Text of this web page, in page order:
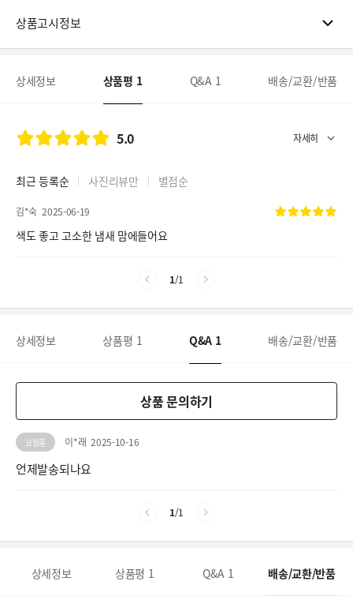
상품고시정보
상세정보 상품평 1 Q&A 1 배송/교환/반품
5.0
최근 등록순 사진리뷰만 별점순
김*숙 2025-06-19
색도 좋고 고소한 냄새 맘에들어요
1/1
상세정보 상품평 1 Q&A 1 배송/교환/반품
상품 문의하기
요청중 이*래 2025-10-16
언제발송되나요
1/1
상세정보 상품평 1 Q&A 1 배송/교환/반품